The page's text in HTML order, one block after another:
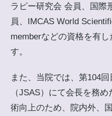
ラピー研究会 会員、国際
員、IMCAS World
memberなどの資格を有
す。
また、当院では、第104
（JSAS）にて会長を務
術向上のため、院内外、